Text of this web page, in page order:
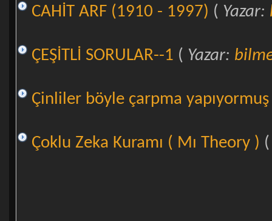
CAHİT ARF (1910 - 1997) ( Yazar:
ÇEŞİTLİ SORULAR--1 ( Yazar:
Çinliler böyle çarpma
Çoklu Zeka Kuramı ( Mı Theory )